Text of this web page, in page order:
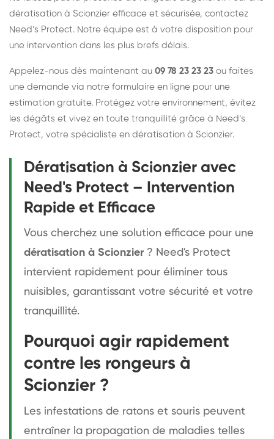
dératisation à Scionzier efficace et sécurisée, contactez
Need’s Protect. Notre équipe est à votre disposition pour
une intervention dans les plus brefs délais.
Appelez-nous dès maintenant au 09 78 23 23 23 ou faites
une demande via notre formulaire en ligne pour une
estimation gratuite. Protégez votre environnement, évitez
les dégâts et vivez en toute tranquillité grâce à Need’s
Protect, votre spécialiste en dératisation à Scionzier.
Dératisation à Scionzier avec
Need's Protect – Intervention
Rapide et Efficace
Vous cherchez une solution efficace pour une
dératisation à Scionzier ? Need's Protect
intervient rapidement pour éliminer tous
nuisibles, garantissant votre sécurité et votre
tranquillité.
Pourquoi agir rapidement
contre les rongeurs à
Scionzier ?
Les infestations de ratons et souris peuvent
entraîner la propagation de maladies telles